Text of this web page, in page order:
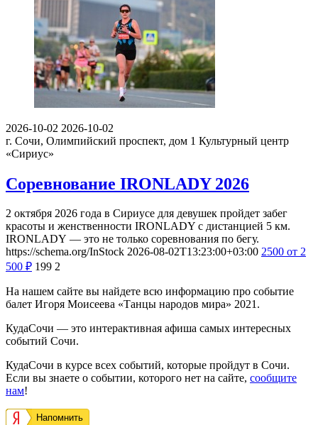
2026-10-02 2026-10-02
г. Сочи, Олимпийский проспект, дом 1 Культурный центр
«Сириус»
Соревнование IRONLADY 2026
2 октября 2026 года в Сириусе для девушек пройдет забег
красоты и женственности IRONLADY с дистанцией 5 км.
IRONLADY — это не только соревнования по бегу.
https://schema.org/InStock 2026-08-02T13:23:00+03:00 2500 от 2
500 ₽ 199 2
На нашем сайте вы найдете всю информацию про событие
балет Игоря Моисеева «Танцы народов мира» 2021.
КудаСочи — это интерактивная афиша самых интересных
событий Сочи.
КудаСочи в курсе всех событий, которые пройдут в Сочи.
Если вы знаете о событии, которого нет на сайте, сообщите
нам!
Напомнить